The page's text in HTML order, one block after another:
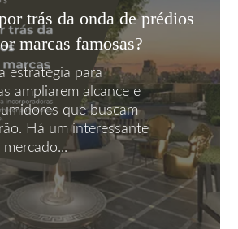
trás da onda de prédios
marcas famosas?
estratégia para
ampliarem alcance e
que buscam
Há um interessante